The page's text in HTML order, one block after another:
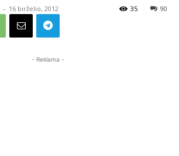
- 16 birželio, 2012 90
35
- Reklama -